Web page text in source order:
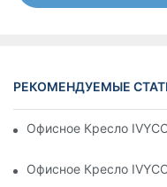
РЕКОМЕНДУЕМЫЕ
Офисное Кресло
Офисное Кресло